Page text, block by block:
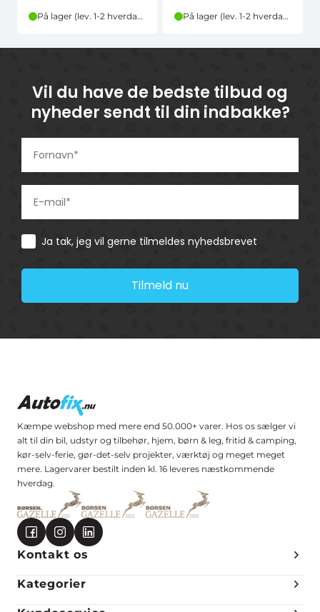
På lager (lev. 1-2 hverdage) På lager (lev. 1-2 hverdage)
Vil du have de bedste tilbud og
nyheder sendt til din indbakke?
Consent
Ja tak, jeg vil gerne tilmeldes nyhedsbrevet
Tilmeld nu
Kæmpe webshop med mere end 50.000+ varer. Hos os sælger vi
alt til din bil, udstyr og tilbehør, hjem, børn & leg, fritid & camping,
kør-selv-ferie, gør-det-selv projekter, værktøj og meget meget
mere. Lagervarer bestilt inden kl. 16 leveres næstkommende
hverdag.
Kontakt os
Kategorier